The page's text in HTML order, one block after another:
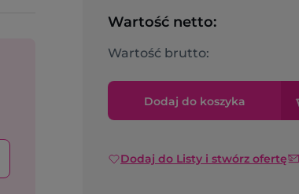
Wartość netto:
Wartość brutto:
Dodaj do koszyka
Dodaj do Listy i stwórz ofertę